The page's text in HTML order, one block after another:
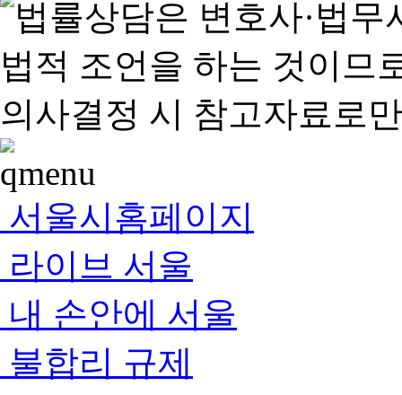
서울시홈페이지
라이브 서울
내 손안에 서울
불합리 규제